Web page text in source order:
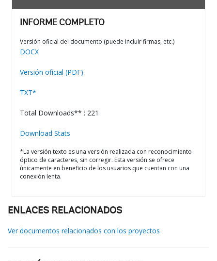
INFORME COMPLETO
Versión oficial del documento (puede incluir firmas, etc.)
DOCX
Versión oficial (PDF)
TXT*
Total Downloads** : 221
Download Stats
*La versión texto es una versión realizada con reconocimiento
óptico de caracteres, sin corregir. Esta versión se ofrece
únicamente en beneficio de los usuarios que cuentan con una
conexión lenta.
ENLACES RELACIONADOS
Ver documentos relacionados con los proyectos